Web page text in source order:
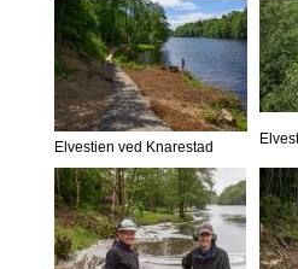
Elvestien ved Knarestad